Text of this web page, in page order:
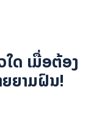
ດ ເມື່ອຕ້ອງ
ຍາມຝົນ!